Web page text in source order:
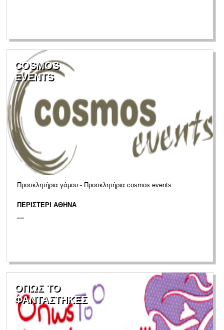
COSMOS
EVENTS
Προσκλητήρια γάμου - Προσκλητήρια cosmos events
ΠΕΡΙΣΤΕΡΙ ΑΘΗΝΑ
—
ΟΠΩΣ ΤΟ
ΦΑΝΤΑΣΤΗΚΕΣ